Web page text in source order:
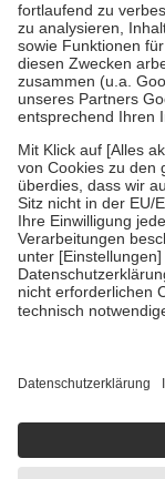
Diese Regeln gelten
Bei Heilmitteln und
Zuzahlung zehn
Verordnung.
Um das Engagement
stärken und die
fallenkeine
• Kindern und
mit Ausnahme der
• Untersuchungen
GKV getragen
• empfohlenen
• Harn- und
getroffen, um
https://
Einige Bilder und